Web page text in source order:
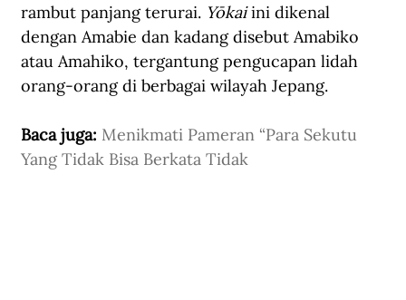
rambut panjang terurai. Yōkai ini dikenal
dengan Amabie dan kadang disebut Amabiko
atau Amahiko, tergantung pengucapan lidah
orang-orang di berbagai wilayah Jepang.
Baca juga: Menikmati Pameran “Para Sekutu
Yang Tidak Bisa Berkata Tidak